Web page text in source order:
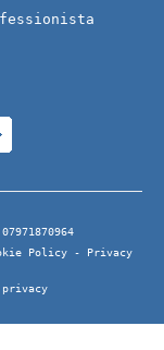
Policy -
Privacy